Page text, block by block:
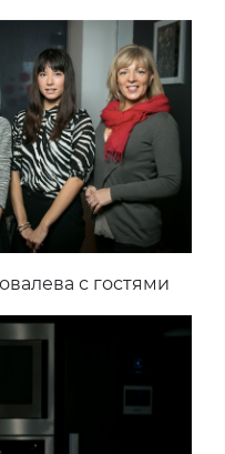
с гостями